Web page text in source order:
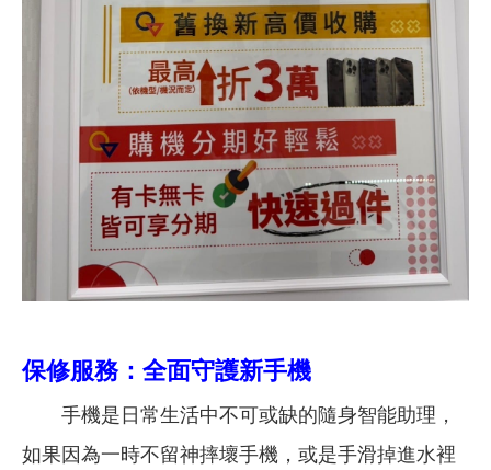
保修服務：全面守護新手機
手機是日常生活中不可或缺的隨身智能助理，
如果因為一時不留神摔壞手機，或是手滑掉進水裡